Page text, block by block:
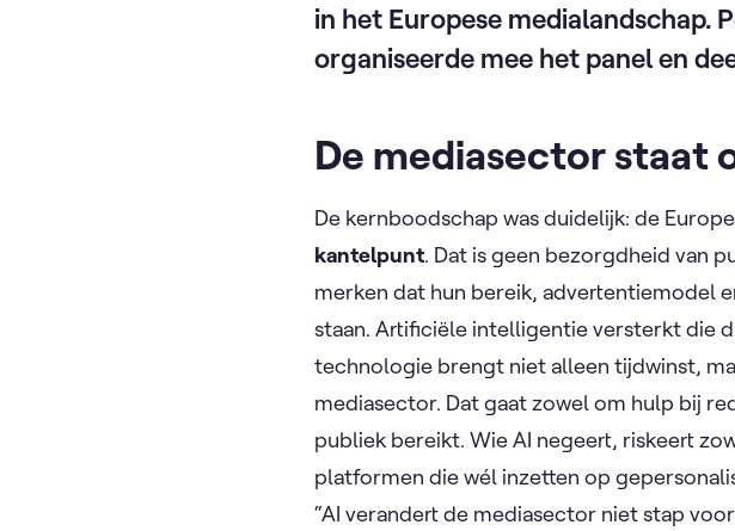
in het Europese medialandschap.
organiseerde mee het panel en
De mediasector
De kernboodschap was duidelijk: de
kantelpunt. Dat is geen bezorgdheid van
merken dat hun bereik, advertentiemodel
staan. Artificiële intelligentie versterkt die
technologie brengt niet alleen tijdwinst,
mediasector. Dat gaat zowel om hulp bij
publiek bereikt. Wie AI negeert, riskeert
platformen die wél inzetten op
“AI verandert de mediasector niet stap